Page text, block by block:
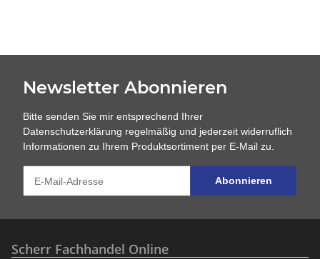
Newsletter Abonnieren
Bitte senden Sie mir entsprechend Ihrer
Datenschutzerklärung regelmäßig und jederzeit widerruflich
Informationen zu Ihrem Produktsortiment per E-Mail zu.
Abonnieren
Scherr Fachhandel Online